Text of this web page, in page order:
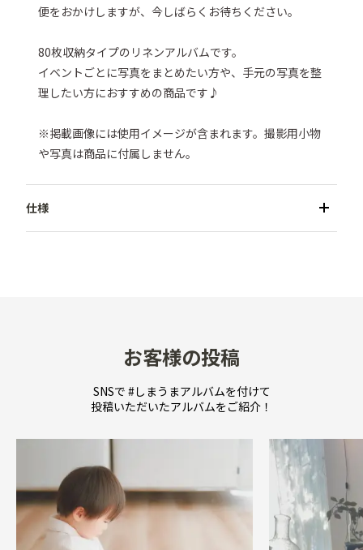
便をおかけしますが、今しばらくお待ちください。
80枚収納タイプのリネンアルバムです。
イベントごとに写真をまとめたい方や、手元の写真を整
理したい方におすすめの商品です♪
※掲載画像には使用イメージが含まれます。撮影用小物
や写真は商品に付属しません。
●収納枚数／80枚
●収納方式／ポケット式
●本体サイズ／W155×H205×D25mm
●重量／約215g
●備考／中国製
■注意点
お客様の投稿
SNSで #しまうまアルバムを付けて
投稿いただいたアルバムをご紹介！